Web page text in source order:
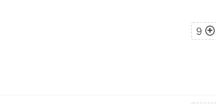
9